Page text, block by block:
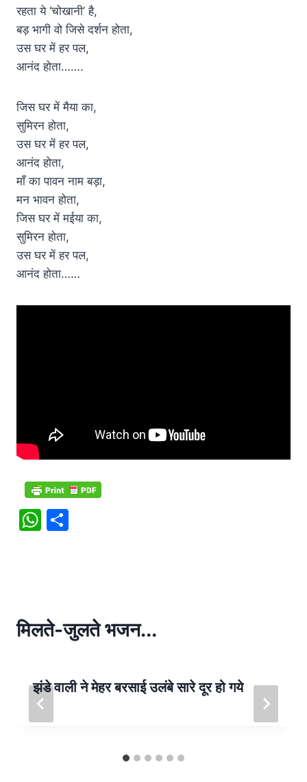
रहता ये ‘चोखानी’ है,
बड़ भागी वो जिसे दर्शन होता,
उस घर में हर पल,
आनंद होता…….
जिस घर में मैया का,
सुमिरन होता,
उस घर में हर पल,
आनंद होता,
माँ का पावन नाम बड़ा,
मन भावन होता,
जिस घर में मईया का,
सुमिरन होता,
उस घर में हर पल,
आनंद होता……
W
p
मिलते-जुलते भजन...
झंडे वाली ने मेहर बरसाई उलंबे सारे दूर हो गये